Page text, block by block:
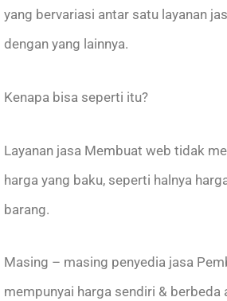
yang bervariasi antar satu layanan
dengan yang lainnya.
Kenapa bisa seperti itu?
Layanan jasa Membuat web tidak
harga yang baku, seperti halnya
barang.
Masing – masing penyedia jasa
mempunyai harga sendiri & berbeda